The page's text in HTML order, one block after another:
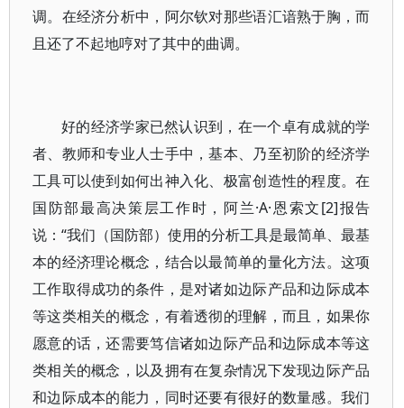
调。在经济分析中，阿尔钦对那些语汇谙熟于胸，而
且还了不起地哼对了其中的曲调。
好的经济学家已然认识到，在一个卓有成就的学
者、教师和专业人士手中，基本、乃至初阶的经济学
工具可以使到如何出神入化、极富创造性的程度。在
国防部最高决策层工作时，阿兰·A·恩索文[2]报告
说：“我们（国防部）使用的分析工具是最简单、最基
本的经济理论概念，结合以最简单的量化方法。这项
工作取得成功的条件，是对诸如边际产品和边际成本
等这类相关的概念，有着透彻的理解，而且，如果你
愿意的话，还需要笃信诸如边际产品和边际成本等这
类相关的概念，以及拥有在复杂情况下发现边际产品
和边际成本的能力，同时还要有很好的数量感。我们